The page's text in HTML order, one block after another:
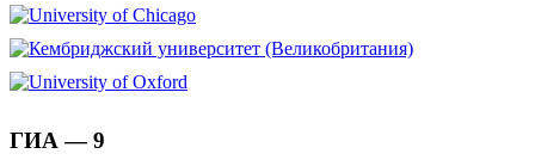
ГИА — 9